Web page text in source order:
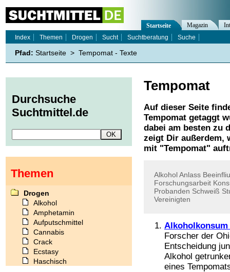
Tempomat
Auf dieser Seite
Tempomat getaggt
dabei am besten zu
zeigt Dir außerdem,
mit "Tempomat"
AlkoholAnlass
Forschungsarbeit
Probanden Schweiß
Vereinigten
Alkoholkonsum
Forscher der
Entscheidung
Alkohol
eines
Startseite Magazin
Index
Themen Drogen Sucht Suchtberatung Suche
Pfad: Startseite > Tempomat - Texte
Durchsuche
Suchtmittel.de
Themen
Drogen
Alkohol
Amphetamin
Aufputschmittel
Cannabis
Crack
Ecstasy
Haschisch